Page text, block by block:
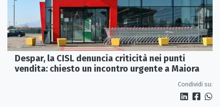
Despar, la CISL denuncia criticità nei punti
vendita: chiesto un incontro urgente a Maiora
Condividi su: